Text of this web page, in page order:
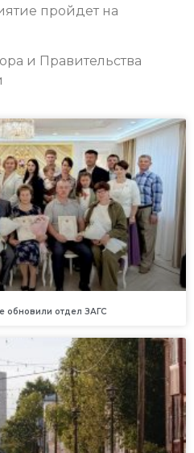
пройдет на
и Правительства
обновили отдел ЗАГС